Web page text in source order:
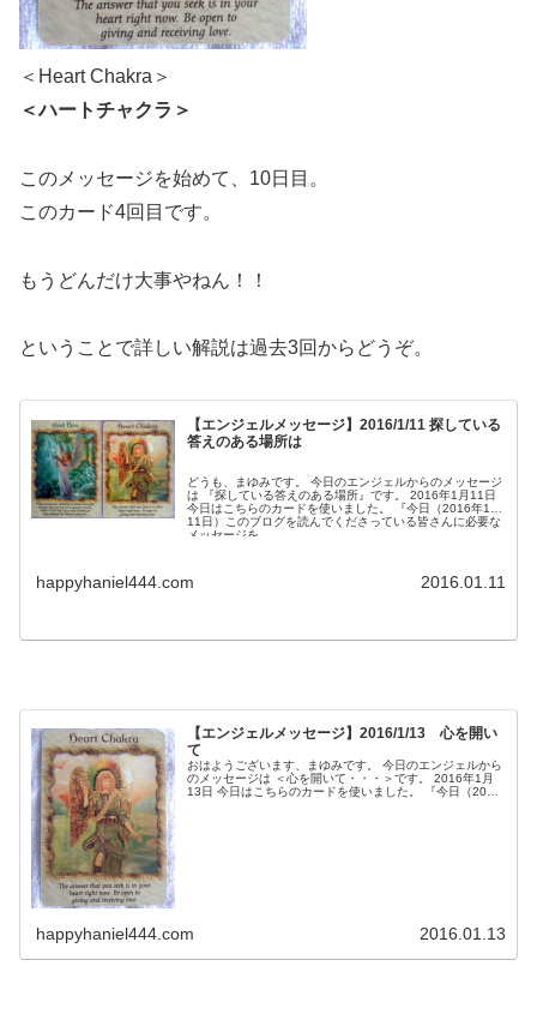
＜Heart Chakra＞
＜ハートチャクラ＞
このメッセージを始めて、10日目。
このカード4回目です。
もうどんだけ大事やねん！！
ということで詳しい解説は過去3回からどうぞ。
【エンジェルメッセージ】2016/1/11 探している
答えのある場所は
どうも、まゆみです。 今日のエンジェルからのメッセージ
は 『探している答えのある場所』です。 2016年1月11日
今日はこちらのカードを使いました。 『今日（2016年1月
11日）このブログを読んでくださっている皆さんに必要な
メッセージを...
happyhaniel444.com 2016.01.11
【エンジェルメッセージ】2016/1/13 心を開い
て
おはようございます、まゆみです。 今日のエンジェルから
のメッセージは ＜心を開いて・・・＞です。 2016年1月
13日 今日はこちらのカードを使いました。 『今日（2016
happyhaniel444.com 2016.01.13